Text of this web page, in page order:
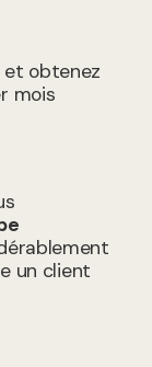
et obtenez
mois
un client